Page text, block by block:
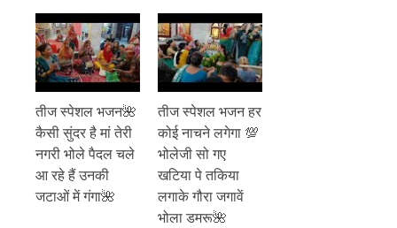
तीज स्पेशल भजन🌺
कैसी सुंदर है मां तेरी
नगरी भोले पैदल चले
आ रहे हैं उनकी
जटाओं में गंगा🌺
तीज स्पेशल भजन हर
कोई नाचने लगेगा 💯
भोलेजी सो गए
खटिया पे तकिया
लगाके गौरा जगावें
भोला डमरू🌺